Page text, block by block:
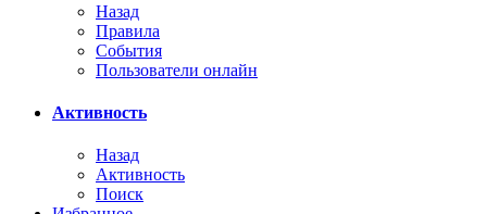
Назад
Правила
События
Пользователи онлайн
Активность
Назад
Активность
Поиск